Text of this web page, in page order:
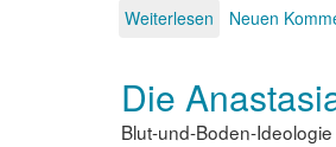
Weiterlesen über
Neuen
Die
Blut-und-Boden-